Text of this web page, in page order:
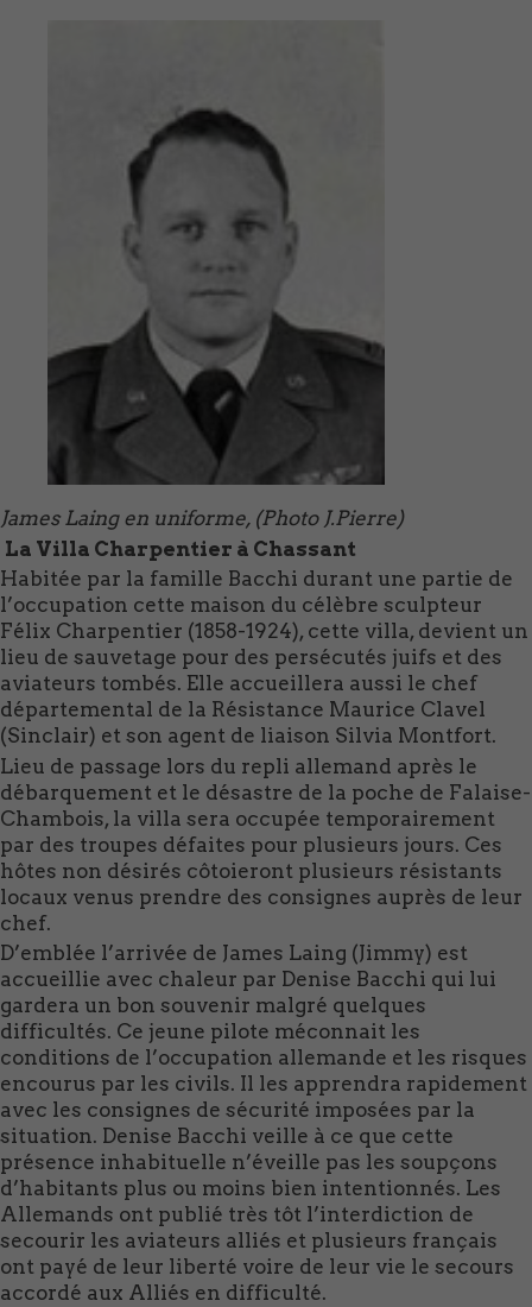
James Laing en uniforme, (Photo J.Pierre)
La Villa Charpentier à Chassant
Habitée par la famille Bacchi durant une partie de
l’occupation cette maison du célèbre sculpteur
Félix Charpentier (1858-1924), cette villa, devient un
lieu de sauvetage pour des persécutés juifs et des
aviateurs tombés. Elle accueillera aussi le chef
départemental de la Résistance Maurice Clavel
(Sinclair) et son agent de liaison Silvia Montfort.
Lieu de passage lors du repli allemand après le
débarquement et le désastre de la poche de Falaise-
Chambois, la villa sera occupée temporairement
par des troupes défaites pour plusieurs jours. Ces
hôtes non désirés côtoieront plusieurs résistants
locaux venus prendre des consignes auprès de leur
chef.
D’emblée l’arrivée de James Laing (Jimmy) est
accueillie avec chaleur par Denise Bacchi qui lui
gardera un bon souvenir malgré quelques
difficultés. Ce jeune pilote méconnait les
conditions de l’occupation allemande et les risques
encourus par les civils. Il les apprendra rapidement
avec les consignes de sécurité imposées par la
situation. Denise Bacchi veille à ce que cette
présence inhabituelle n’éveille pas les soupçons
d’habitants plus ou moins bien intentionnés. Les
Allemands ont publié très tôt l’interdiction de
secourir les aviateurs alliés et plusieurs français
ont payé de leur liberté voire de leur vie le secours
accordé aux Alliés en difficulté.